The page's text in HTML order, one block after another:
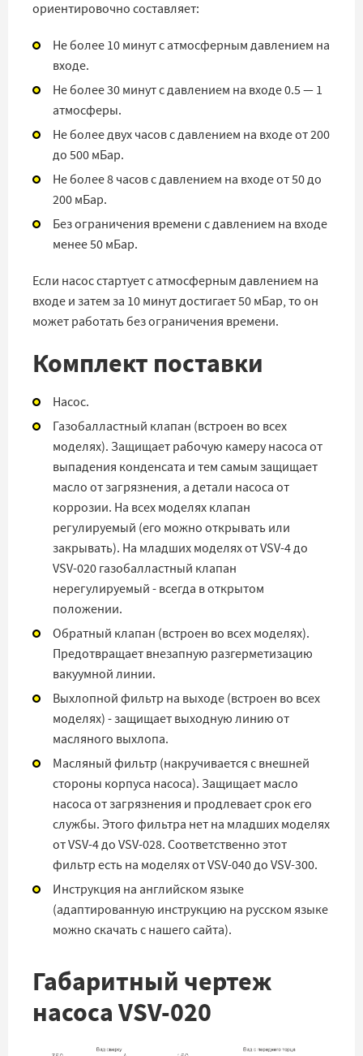
ориентировочно составляет:
Не более 10 минут с атмосферным давлением на
входе.
Не более 30 минут с давлением на входе 0.5 — 1
атмосферы.
Не более двух часов с давлением на входе от 200
до 500 мБар.
Не более 8 часов с давлением на входе от 50 до
200 мБар.
Без ограничения времени с давлением на входе
менее 50 мБар.
Если насос стартует с атмосферным давлением на
входе и затем за 10 минут достигает 50 мБар, то он
может работать без ограничения времени.
Комплект поставки
Насос.
Газобалластный клапан (встроен во всех
моделях). Защищает рабочую камеру насоса от
выпадения конденсата и тем самым защищает
масло от загрязнения, а детали насоса от
коррозии. На всех моделях клапан
регулируемый (его можно открывать или
закрывать). На младших моделях от VSV-4 до
VSV-020 газобалластный клапан
нерегулируемый - всегда в открытом
положении.
Обратный клапан (встроен во всех моделях).
Предотвращает внезапную разгерметизацию
вакуумной линии.
Выхлопной фильтр на выходе (встроен во всех
моделях) - защищает выходную линию от
масляного выхлопа.
Масляный фильтр (накручивается с внешней
стороны корпуса насоса). Защищает масло
насоса от загрязнения и продлевает срок его
службы. Этого фильтра нет на младших моделях
от VSV-4 до VSV-028. Соответственно этот
фильтр есть на моделях от VSV-040 до VSV-300.
Инструкция на английском языке
(адаптированную инструкцию на русском языке
можно скачать с нашего сайта).
Габаритный чертеж
насоса VSV-020